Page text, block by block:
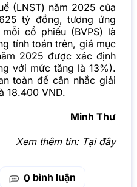
(LNST) năm 2025 của
tỷ đồng, tương ứng
cổ phiếu (BVPS) là
tính toán trên, giá mục
2025 được xác định
với mức tăng là 13%).
toàn để cân nhắc giải
18.400 VND.
Minh Thư
Xem thêm tin: Tại đây
0 bình luận